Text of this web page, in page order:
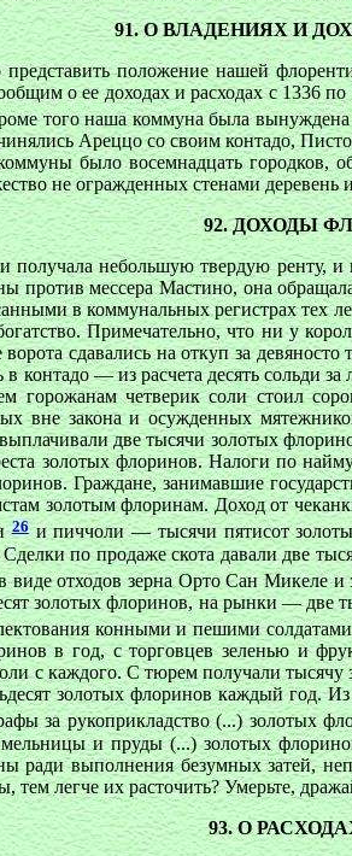
91. О ВЛАДЕНИЯХ И
положение нашей
о ее доходах и расходах с 1336
того наша коммуна была вынуждена
Ареццо со своим контадо,
было восемнадцать городков,
не огражденных стенами деревень
92. ДОХОДЫ
небольшую твердую ренту,
против мессера Мастино, она
в коммунальных регистрах тех
Примечательно, что ни у
сдавались на откуп за
контадо — из расчета десять сольди
горожанам четверик соли стоил
вне закона и осужденных
две тысячи золотых
золотых флоринов. Налоги по
Граждане, занимавшие
золотым флоринам. Доход от
26и пиччоли — тысячи пятисот
по продаже скота давали две
отходов зерна Орто Сан Микеле и
золотых флоринов, на рынки — две
конными и пешими
в год, с торговцев зеленью и
с каждого. С тюрем получали
золотых флоринов каждый
за рукоприкладство (...) золотых
и пруды (...) золотых
ради выполнения безумных затей,
тем легче их расточить? Умерьте,
93. О